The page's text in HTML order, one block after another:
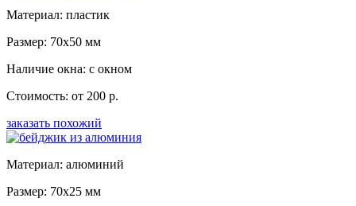
Материал: пластик
Размер: 70x50 мм
Наличие окна: с окном
Стоимость: от 200 р.
заказать похожий
Материал: алюминий
Размер: 70x25 мм